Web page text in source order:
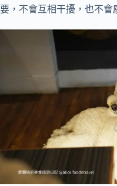
要，不會互相干擾，也不會